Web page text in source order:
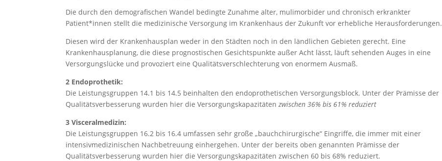
Die durch den demografischen Wandel bedingte Zunahme alter, mulimorbider und chronisch erkrankter
Patient*innen stellt die medizinische Versorgung im Krankenhaus der Zukunft vor erhebliche Herausforderungen.
Diesen wird der Krankenhausplan weder in den Städten noch in den ländlichen Gebieten gerecht. Eine
Krankenhausplanung, die diese prognostischen Gesichtspunkte außer Acht lässt, läuft sehenden Auges in eine
Versorgungslücke und provoziert eine Qualitätsverschlechterung von enormem Ausmaß.
2 Endoprothetik:
Die Leistungsgruppen 14.1 bis 14.5 beinhalten den endoprothetischen Versorgungsblock. Unter der Prämisse der
Qualitätsverbesserung wurden hier die Versorgungskapazitätenzwischen 36% bis 61% reduziert
3 Visceralmedizin:
Die Leistungsgruppen 16.2 bis 16.4 umfassen sehr große „bauchchirurgische“ Eingriffe, die immer mit einer
intensivmedizinischen Nachbetreuung einhergehen. Unter der bereits oben genannten Prämisse der
Qualitätsverbesserung wurden hier die Versorgungskapazitäten zwischen 60 bis 68% reduziert.